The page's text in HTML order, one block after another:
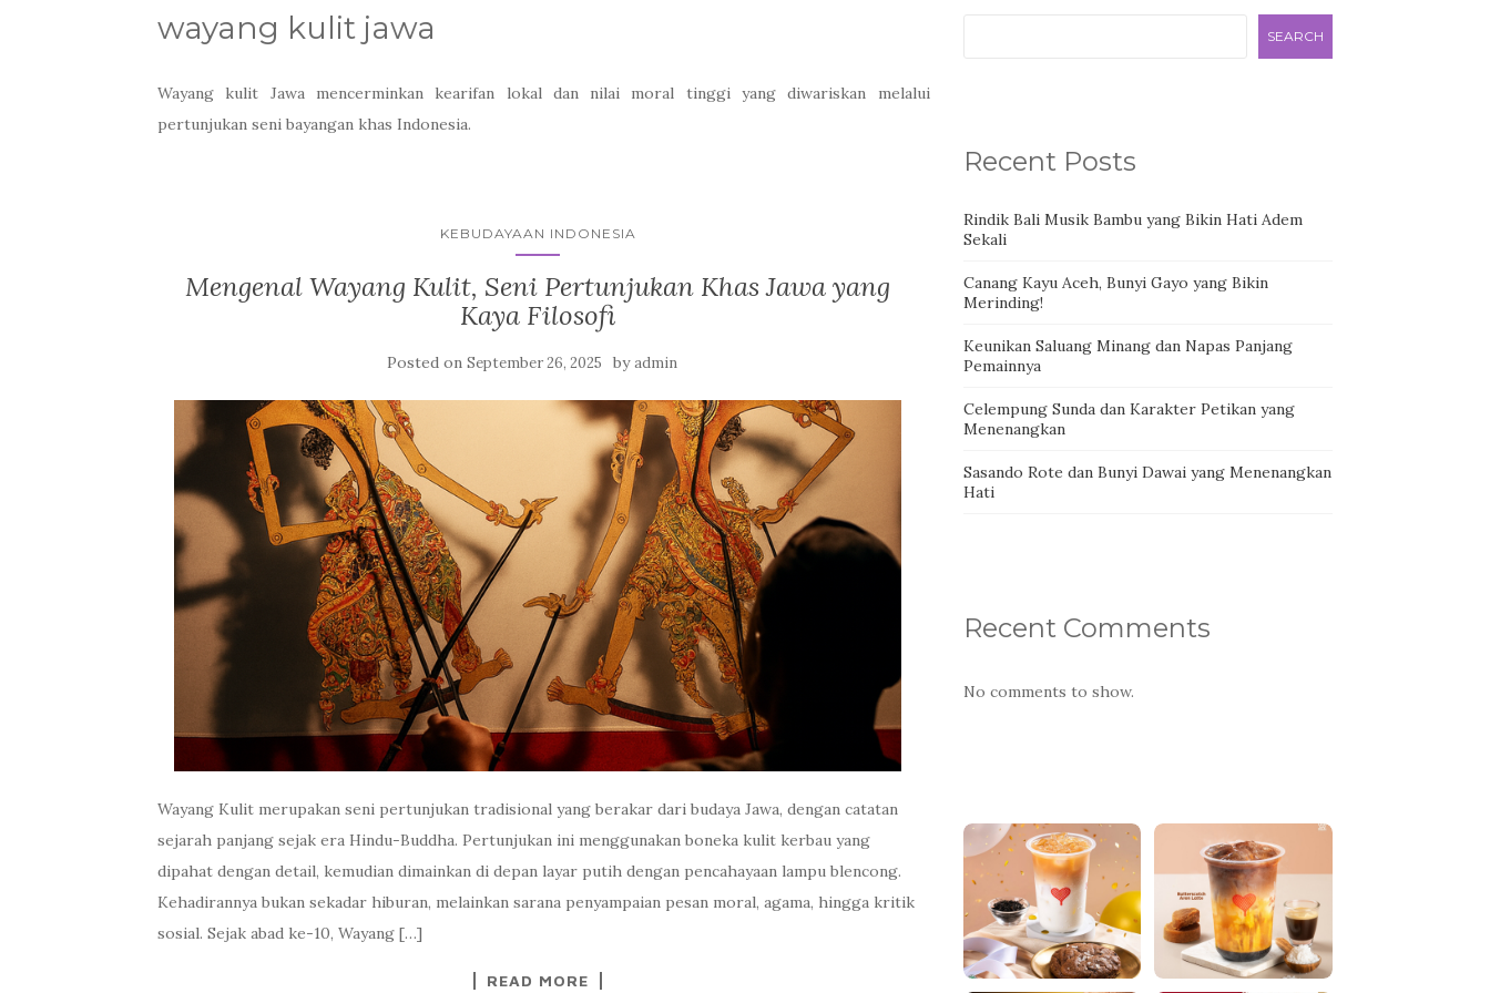
wayang kulit jawa
Wayang kulit Jawa mencerminkan kearifan lokal dan nilai moral tinggi yang diwariskan melalui
pertunjukan seni bayangan khas Indonesia.
KEBUDAYAAN INDONESIA
Mengenal Wayang Kulit, Seni Pertunjukan Khas Jawa yang
Kaya Filosofi
Posted onSeptember 26, 2025 byadmin
Wayang Kulit merupakan seni pertunjukan tradisional yang berakar dari budaya Jawa, dengan catatan
sejarah panjang sejak era Hindu-Buddha. Pertunjukan ini menggunakan boneka kulit kerbau yang
dipahat dengan detail, kemudian dimainkan di depan layar putih dengan pencahayaan lampu blencong.
Kehadirannya bukan sekadar hiburan, melainkan sarana penyampaian pesan moral, agama, hingga kritik
sosial. Sejak abad ke-10, Wayang […]
READ MORE
SEARCH
Recent Posts
Rindik Bali Musik Bambu yang Bikin Hati Adem
Sekali
Canang Kayu Aceh, Bunyi Gayo yang Bikin
Merinding!
Keunikan Saluang Minang dan Napas Panjang
Pemainnya
Celempung Sunda dan Karakter Petikan yang
Menenangkan
Sasando Rote dan Bunyi Dawai yang Menenangkan
Hati
Recent Comments
No comments to show.